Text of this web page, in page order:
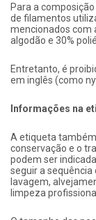
Para a
de filamentos
mencionados com
algodão e 30%
Entretanto, é
em inglês (como
Informações na
A etiqueta
conservação e o
podem ser
seguir a
lavagem,
limpeza